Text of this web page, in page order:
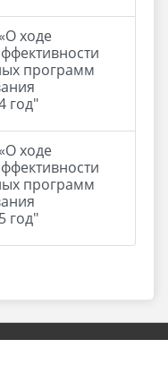
ходе
программ
год"
ходе
программ
год"